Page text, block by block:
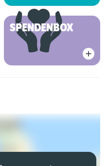
SPENDENBOX